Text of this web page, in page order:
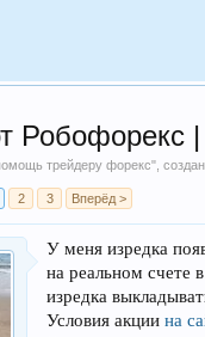
Робофорекс
трейдеру форекс",
2 3 Вперёд >
У меня изредка
на реальном счете
изредка
Условия акциина